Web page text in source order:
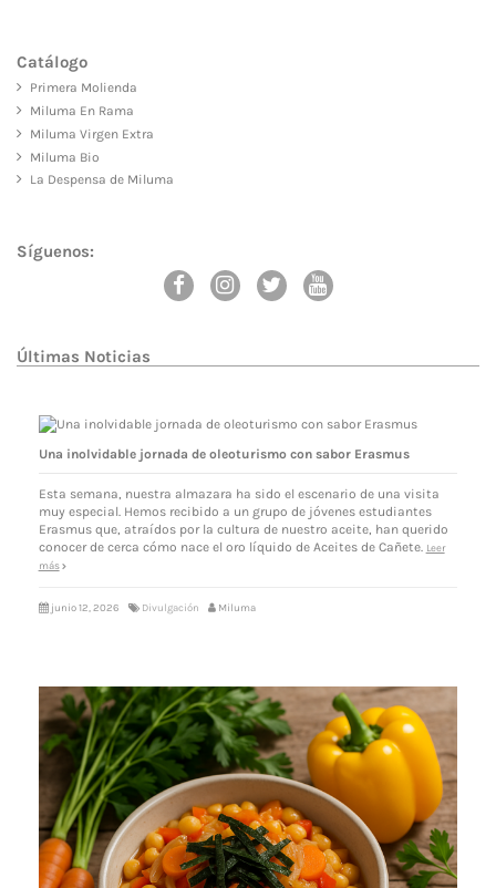
Catálogo
Primera Molienda
Miluma En Rama
Miluma Virgen Extra
Miluma Bio
La Despensa de Miluma
Síguenos:
Últimas Noticias
Una inolvidable jornada de oleoturismo con sabor Erasmus
Esta semana, nuestra almazara ha sido el escenario de una visita
muy especial. Hemos recibido a un grupo de jóvenes estudiantes
Erasmus que, atraídos por la cultura de nuestro aceite, han querido
conocer de cerca cómo nace el oro líquido de Aceites de Cañete. Leer
más
junio 12, 2026 Divulgación Miluma